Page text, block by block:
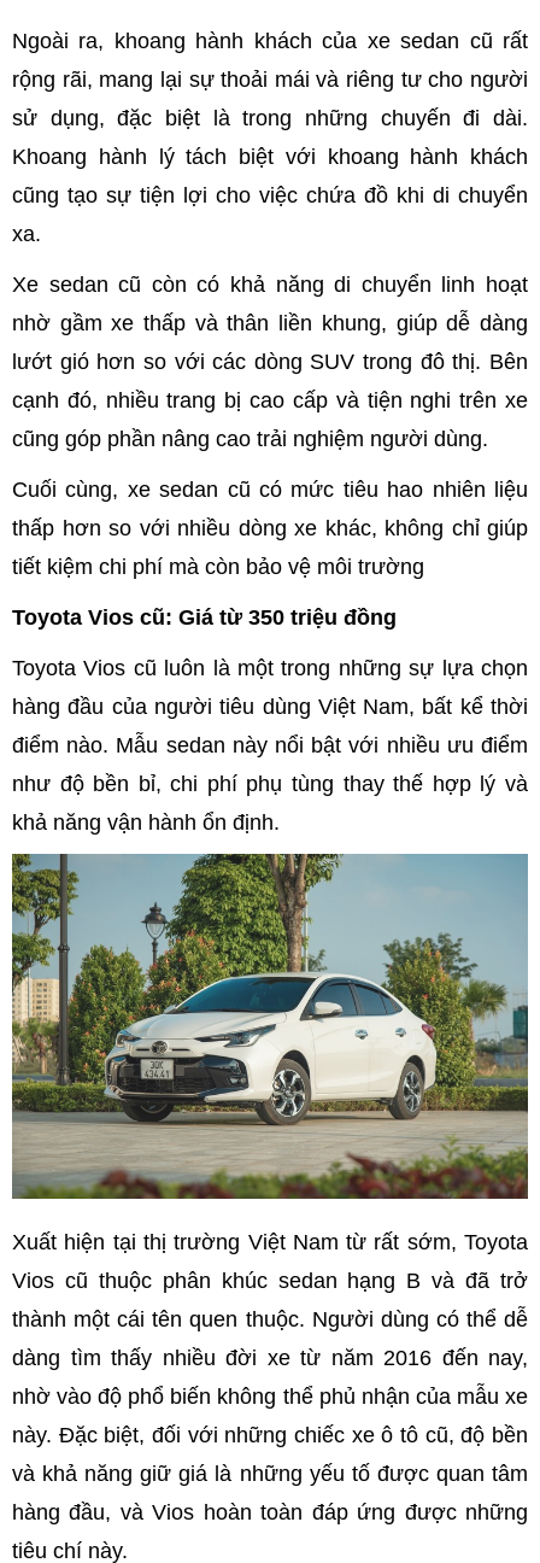
Ngoài ra, khoang hành khách của xe sedan cũ rất
rộng rãi, mang lại sự thoải mái và riêng tư cho người
sử dụng, đặc biệt là trong những chuyến đi dài.
Khoang hành lý tách biệt với khoang hành khách
cũng tạo sự tiện lợi cho việc chứa đồ khi di chuyển
xa.
Xe sedan cũ còn có khả năng di chuyển linh hoạt
nhờ gầm xe thấp và thân liền khung, giúp dễ dàng
lướt gió hơn so với các dòng SUV trong đô thị. Bên
cạnh đó, nhiều trang bị cao cấp và tiện nghi trên xe
cũng góp phần nâng cao trải nghiệm người dùng.
Cuối cùng, xe sedan cũ có mức tiêu hao nhiên liệu
thấp hơn so với nhiều dòng xe khác, không chỉ giúp
tiết kiệm chi phí mà còn bảo vệ môi trường
Toyota Vios cũ: Giá từ 350 triệu đồng
Toyota Vios cũ luôn là một trong những sự lựa chọn
hàng đầu của người tiêu dùng Việt Nam, bất kể thời
điểm nào. Mẫu sedan này nổi bật với nhiều ưu điểm
như độ bền bỉ, chi phí phụ tùng thay thế hợp lý và
khả năng vận hành ổn định.
Xuất hiện tại thị trường Việt Nam từ rất sớm, Toyota
Vios cũ thuộc phân khúc sedan hạng B và đã trở
thành một cái tên quen thuộc. Người dùng có thể dễ
dàng tìm thấy nhiều đời xe từ năm 2016 đến nay,
nhờ vào độ phổ biến không thể phủ nhận của mẫu xe
này. Đặc biệt, đối với những chiếc xe ô tô cũ, độ bền
và khả năng giữ giá là những yếu tố được quan tâm
hàng đầu, và Vios hoàn toàn đáp ứng được những
tiêu chí này.